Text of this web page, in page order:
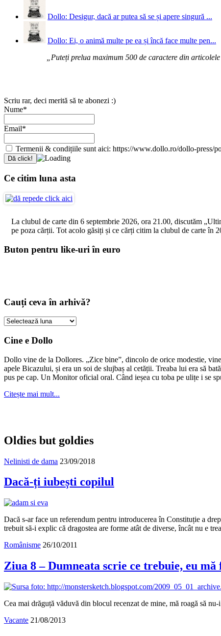
Dollo: Desigur, dacă ar putea să se și apere singură ...
Dollo: Ei, o animă multe pe ea și încă face multe pen...
„Puteți prelua maximum 500 de caractere din
Scriu rar, deci merită să te abonezi :)
Nume*
Email*
Termenii & condițiile sunt aici: https://www.dollo.ro/dollo-press/
Ce citim luna asta
La clubul de carte din 6 septembrie 2026, ora 21.00, discutăm
pe poza cărții. Tot acolo găsiți și ce cărți citim la clubul de carte în
Buton pentru like-uri în euro
Cauți ceva în arhivă?
Cauți
în
Cine e Dollo
Dollo vine de la Dollores. „Zice bine”, dincolo de orice modestie,
apele Bicazului, și era un soi de slujbaș al cetății. Treaba lui era să
pus pe cap. Un Monitor oficial oral. Când ieșea cu toba pe ulițe i se
Citește mai mult...
Oldies but goldies
Nelinisti de dama 23/09/2018
Dacă-ți iubești copilul
Dacă s-ar face un referendum pentru introducerea în Constituție a
trebuit să-i explic că dragostea are forme atât de diverse, încât nu e
Românisme 26/10/2011
Ziua 8 – Dumneata scrie ce trebuie, eu
Cea mai drăguță văduvă din blocul recenzat de mine, mă roagă să
Vacante 21/08/2013